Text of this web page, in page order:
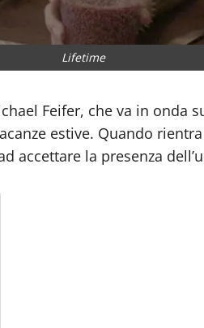
Lifetime
Feifer, che va in onda
estive. Quando
accettare la presenza